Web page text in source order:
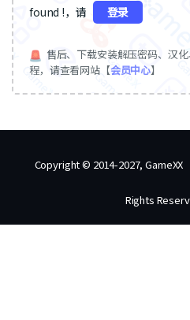
found !，请
登录
售后、下载安装解压密码、汉
程，请查看网站【会员中心】
Copyright © 2014-2027, GameXX
Rights